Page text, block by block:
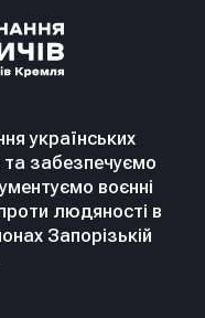
українських
та забезпечуємо
воєнні
людяності в
Запорізькій